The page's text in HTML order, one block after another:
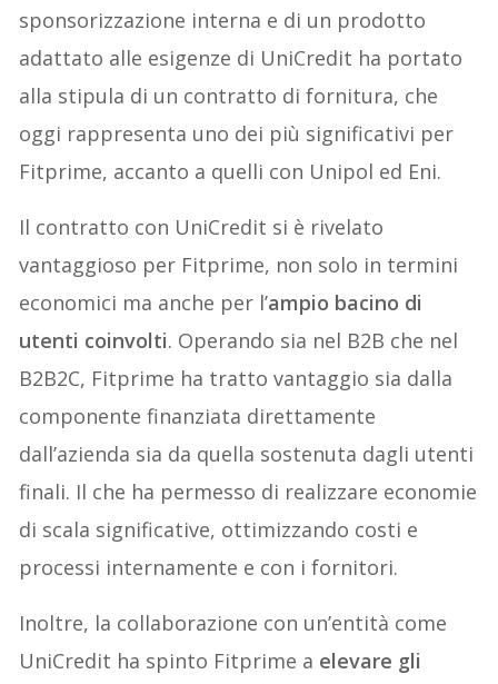
sponsorizzazione interna e di un prodotto
adattato alle esigenze di UniCredit ha portato
alla stipula di un contratto di fornitura, che
oggi rappresenta uno dei più significativi per
Fitprime, accanto a quelli con Unipol ed Eni.
Il contratto con UniCredit si è rivelato
vantaggioso per Fitprime, non solo in termini
economici ma anche per l’ampio bacino di
utenti coinvolti. Operando sia nel B2B che nel
B2B2C, Fitprime ha tratto vantaggio sia dalla
componente finanziata direttamente
dall’azienda sia da quella sostenuta dagli utenti
finali. Il che ha permesso di realizzare economie
di scala significative, ottimizzando costi e
processi internamente e con i fornitori.
Inoltre, la collaborazione con un’entità come
UniCredit ha spinto Fitprime a elevare gli